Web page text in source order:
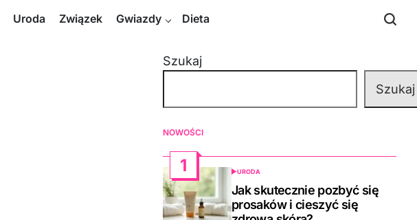
Uroda Związek Gwiazdy Dieta
Szukaj
Szukaj
NOWOŚCI
1
POSTED
IN
URODA
Jak skutecznie pozbyć się
prosaków i cieszyć się